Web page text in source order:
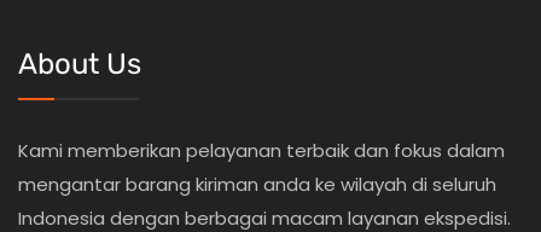
About Us
Kami memberikan pelayanan terbaik dan fokus dalam
mengantar barang kiriman anda ke wilayah di seluruh
Indonesia dengan berbagai macam layanan ekspedisi.